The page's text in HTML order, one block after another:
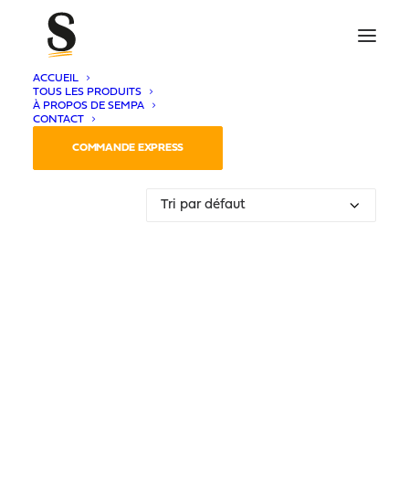
ACCUEIL
TOUS LES PRODUITS
À PROPOS DE SEMPA
CONTACT
COMMANDE EXPRESS
Voici le seul résultat